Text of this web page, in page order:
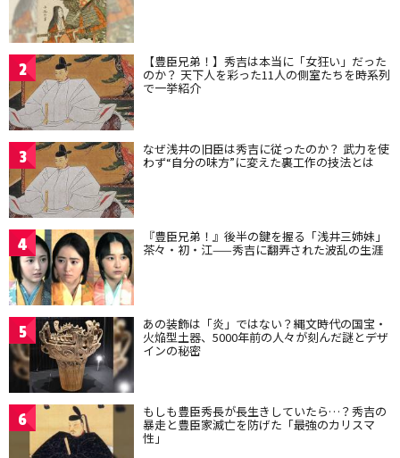
2 【豊臣兄弟！】秀吉は本当に「女狂い」だった
のか？ 天下人を彩った11人の側室たちを時系列
で一挙紹介
3 なぜ浅井の旧臣は秀吉に従ったのか？ 武力を使
わず“自分の味方”に変えた裏工作の技法とは
4 『豊臣兄弟！』後半の鍵を握る「浅井三姉妹」
茶々・初・江——秀吉に翻弄された波乱の生涯
5 あの装飾は「炎」ではない？縄文時代の国宝・
火焔型土器、5000年前の人々が刻んだ謎とデザ
インの秘密
6 もしも豊臣秀長が長生きしていたら…？秀吉の
暴走と豊臣家滅亡を防げた「最強のカリスマ
性」